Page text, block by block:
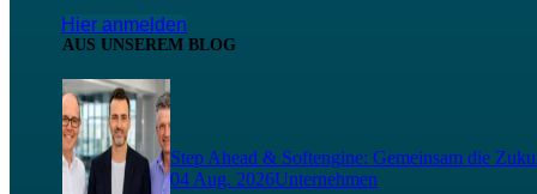
Hier anmelden
AUS UNSEREM BLOG
Step Ahead & Softengine: Gemeinsam die
04 Aug. 2026Unternehmen